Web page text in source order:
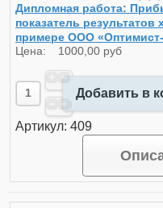
Дипломная работа:
показатель результатов
примере ООО
Цена: 1000,00 руб
Добавить в
Артикул: 409